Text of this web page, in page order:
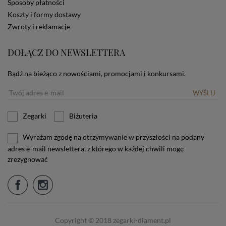
stosowanie plików cookies powinien zmienić
ustawienia swojej przeglądarki.
Sposoby płatności
Koszty i formy dostawy
Zwroty i reklamacje
DOŁĄCZ DO NEWSLETTERA
Bądź na bieżąco z nowościami, promocjami i konkursami.
WYŚLIJ
Zegarki Biżuteria
Wyrażam zgodę na otrzymywanie w przyszłości na podany
adres e-mail newslettera, z którego w każdej chwili mogę
zrezygnować
Copyright © 2018 zegarki-diament.pl